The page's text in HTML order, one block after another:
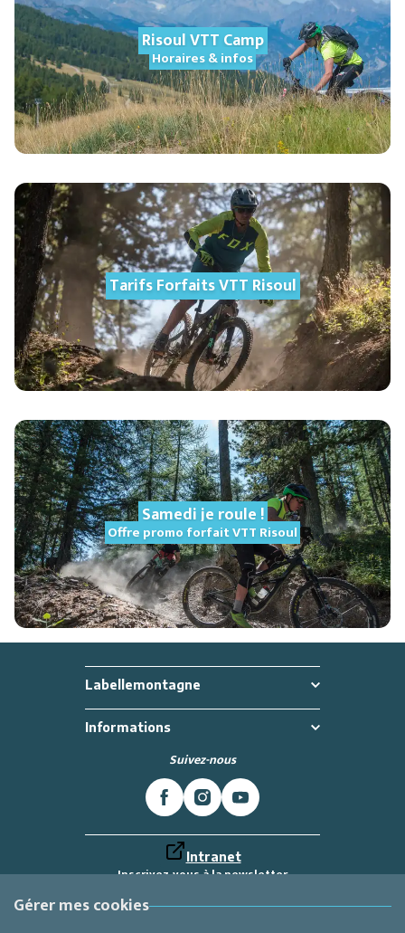
Risoul VTT Camp
Horaires & infos
Tarifs Forfaits VTT Risoul
Samedi je roule !
Offre promo forfait VTT Risoul
Labellemontagne
Informations
Suivez-nous
Intranet
Inscrivez-vous à la newsletter
Labellemontagne
Gérer mes cookies